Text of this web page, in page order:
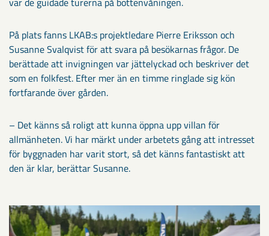
På plats fanns LKAB:s projektledare Pierre Eriksson och
Susanne Svalqvist för att svara på besökarnas frågor. De
berättade att invigningen var jättelyckad och beskriver det
som en folkfest. Efter mer än en timme ringlade sig kön
fortfarande över gården.
– Det känns så roligt att kunna öppna upp villan för
allmänheten. Vi har märkt under arbetets gång att intresset
för byggnaden har varit stort, så det känns fantastiskt att
den är klar, berättar Susanne.